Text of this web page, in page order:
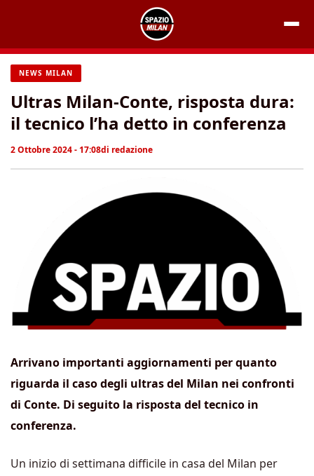
contenuto
NEWS MILAN
Ultras Milan-Conte, risposta dura:
il tecnico l’ha detto in conferenza
2 Ottobre 2024 - 17:08di redazione
Arrivano importanti aggiornamenti per quanto
riguarda il caso degli ultras del Milan nei confronti
di Conte. Di seguito la risposta del tecnico in
conferenza.
Un inizio di settimana difficile in casa del Milan per